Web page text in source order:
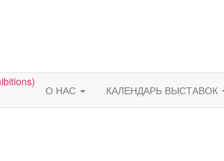
О НАС КАЛЕНДАРЬ ВЫСТАВОК